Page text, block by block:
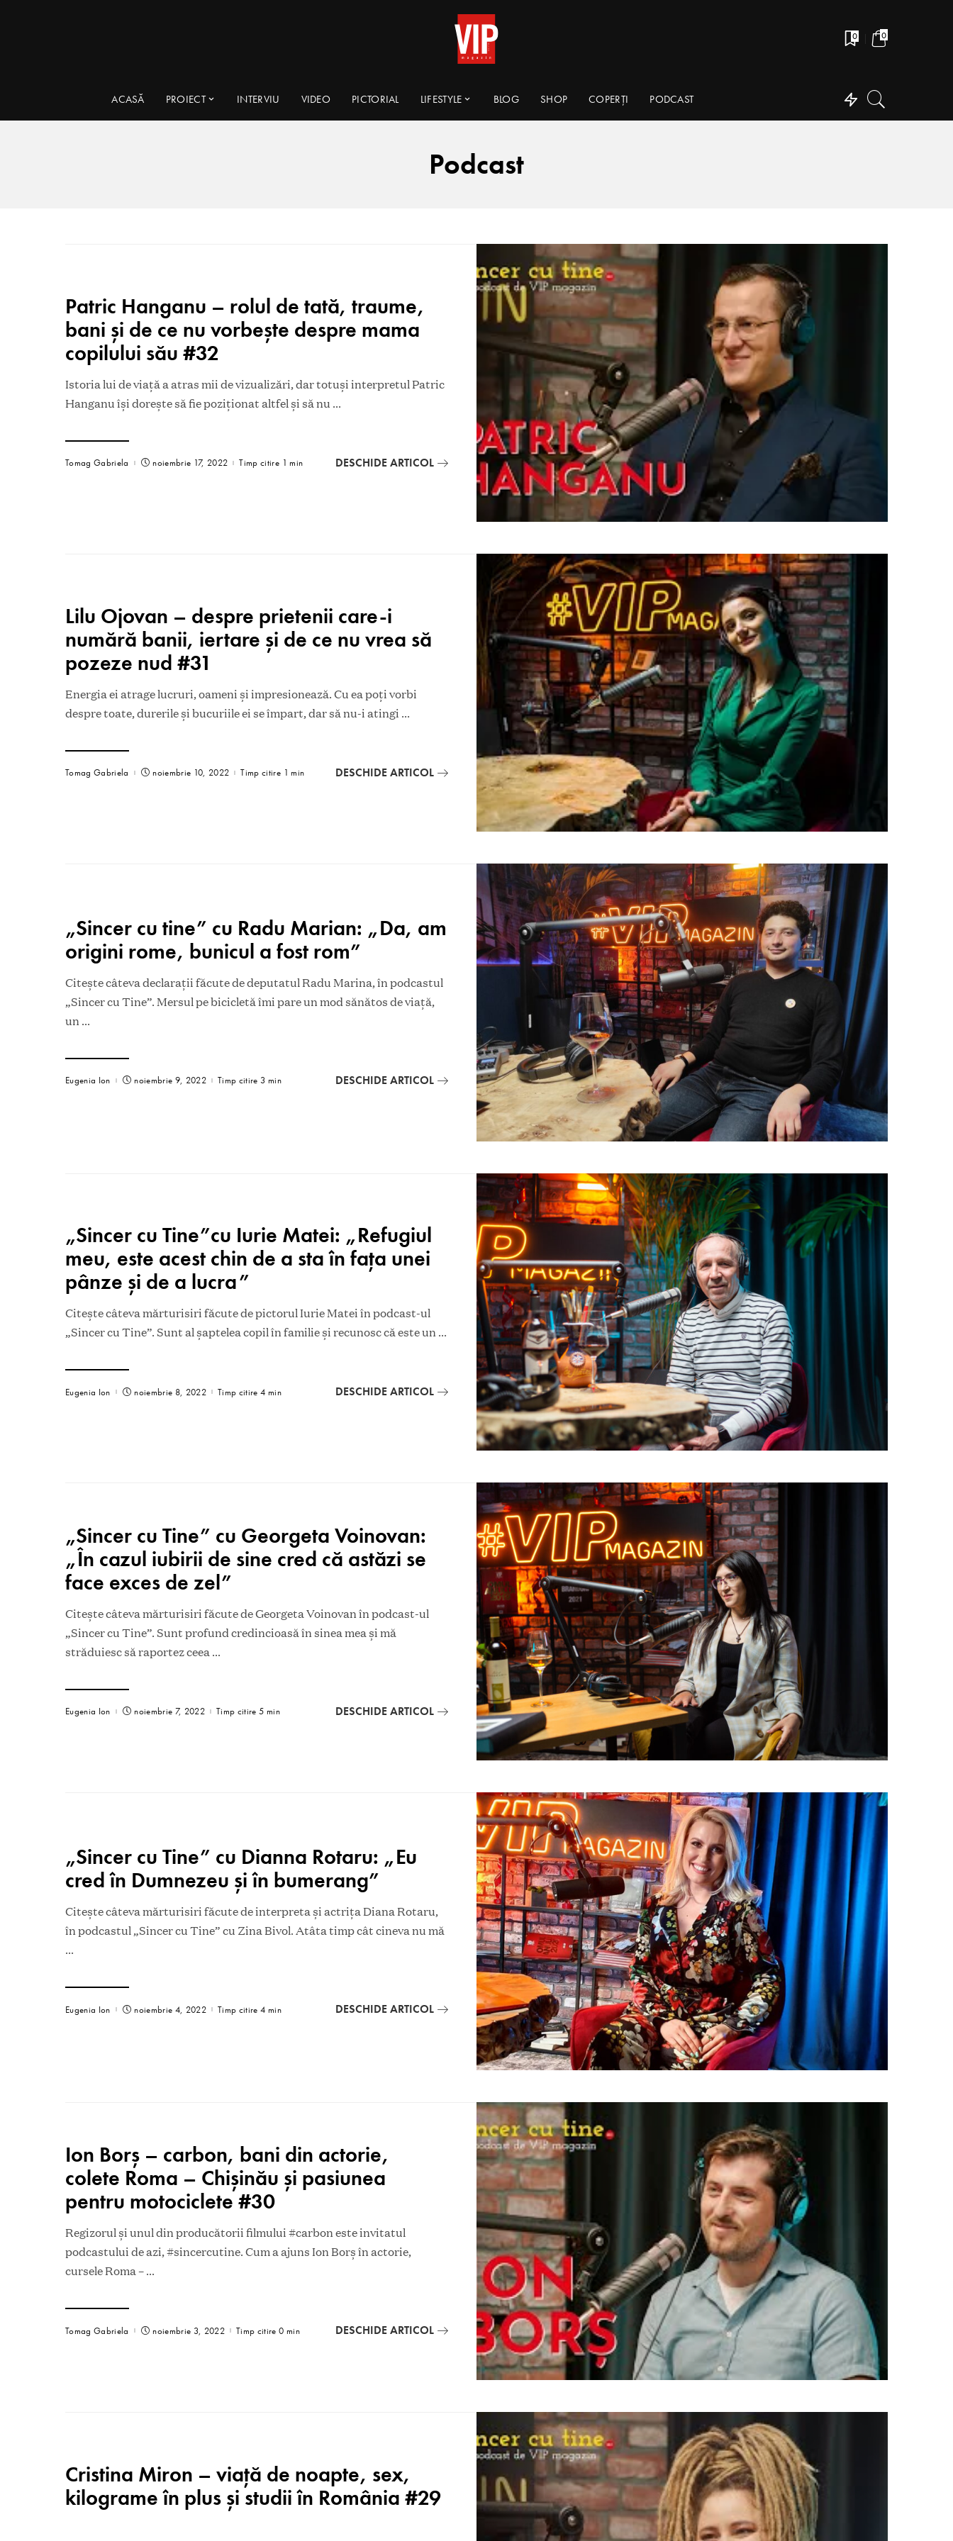
0 0
ACASĂ PROIECT INTERVIU VIDEO PICTORIAL LIFESTYLE BLOG SHOP COPERȚI PODCAST
Podcast
Patric Hanganu – rolul de tată, traume,
bani și de ce nu vorbește despre mama
copilului său #32
Istoria lui de viață a atras mii de vizualizări, dar totuși interpretul Patric
Hanganu își dorește să fie poziționat altfel și să nu ...
Tomag Gabriela noiembrie 17, 2022 Timp citire 1 min DESCHIDE ARTICOL
Lilu Ojovan – despre prietenii care-i
numără banii, iertare și de ce nu vrea să
pozeze nud #31
Energia ei atrage lucruri, oameni și impresionează. Cu ea poți vorbi
despre toate, durerile și bucuriile ei se împart, dar să nu-i atingi ...
Tomag Gabriela noiembrie 10, 2022 Timp citire 1 min DESCHIDE ARTICOL
„Sincer cu tine” cu Radu Marian: „Da, am
origini rome, bunicul a fost rom”
Citește câteva declarații făcute de deputatul Radu Marina, în podcastul
„Sincer cu Tine”. Mersul pe bicicletă îmi pare un mod sănătos de viaţă,
un ...
Eugenia Ion noiembrie 9, 2022 Timp citire 3 min DESCHIDE ARTICOL
„Sincer cu Tine”cu Iurie Matei: „Refugiul
meu, este acest chin de a sta în faţa unei
pânze și de a lucra”
Citește câteva mărturisiri făcute de pictorul Iurie Matei în podcast-ul
„Sincer cu Tine”. Sunt al șaptelea copil în familie și recunosc că este un ...
Eugenia Ion noiembrie 8, 2022 Timp citire 4 min DESCHIDE ARTICOL
„Sincer cu Tine” cu Georgeta Voinovan:
„În cazul iubirii de sine cred că astăzi se
face exces de zel”
Citește câteva mărturisiri făcute de Georgeta Voinovan în podcast-ul
„Sincer cu Tine”. Sunt profund credincioasă în sinea mea și mă
străduiesc să raportez ceea ...
Eugenia Ion noiembrie 7, 2022 Timp citire 5 min DESCHIDE ARTICOL
„Sincer cu Tine” cu Dianna Rotaru: „Eu
cred în Dumnezeu şi în bumerang”
Citește câteva mărturisiri făcute de interpreta și actrița Diana Rotaru,
în podcastul „Sincer cu Tine” cu Zina Bivol. Atâta timp cât cineva nu mă
...
Eugenia Ion noiembrie 4, 2022 Timp citire 4 min DESCHIDE ARTICOL
Ion Borș – carbon, bani din actorie,
colete Roma – Chișinău și pasiunea
pentru motociclete #30
Regizorul și unul din producătorii filmului #carbon este invitatul
podcastului de azi, #sincercutine. Cum a ajuns Ion Borș în actorie,
cursele Roma – ...
Tomag Gabriela noiembrie 3, 2022 Timp citire 0 min DESCHIDE ARTICOL
Cristina Miron – viață de noapte, sex,
kilograme în plus și studii în România #29